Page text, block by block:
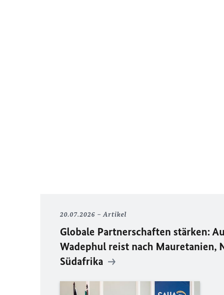
20.07.2026 Artikel
Globale Partnerschaften stärken:
Wadephul reist nach Mauretanien,
Südafrika